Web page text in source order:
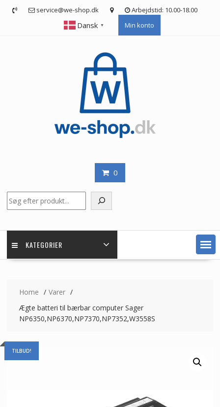
service@we-shop.dk Arbejdstid: 10.00-18.00
Dansk ▼ Min konto
0
KATEGORIER
Home
Varer
Ægte batteri til bærbar computer Sager
NP6350,NP6370,NP7370,NP7352,W3558S
TILBUD!